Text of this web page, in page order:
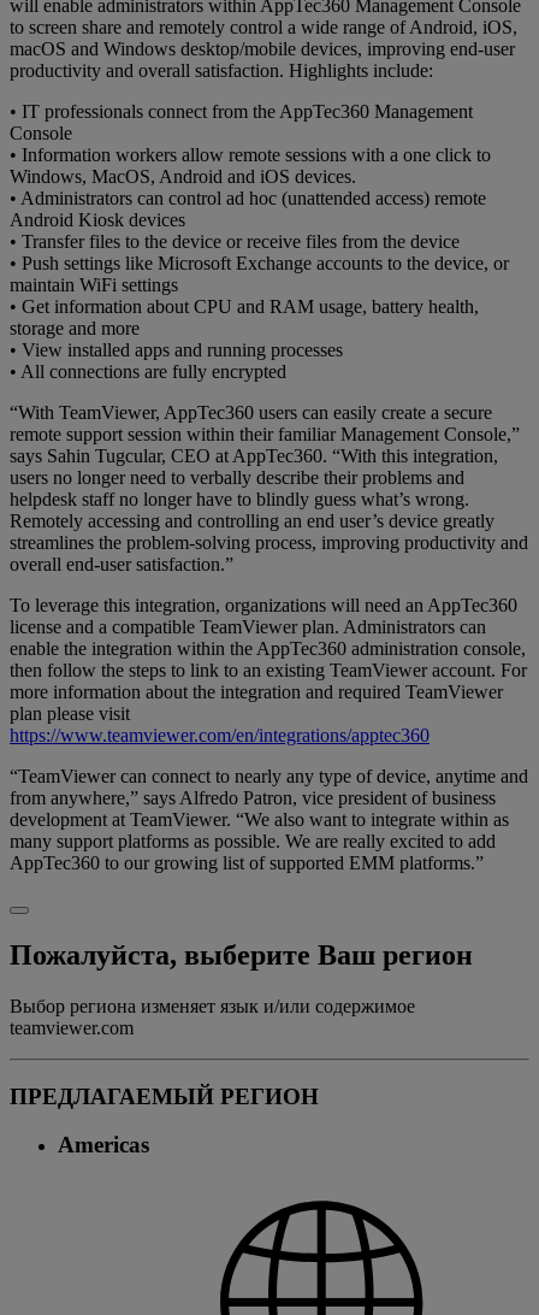
will enable administrators within AppTec360 Management Console
to screen share and remotely control a wide range of Android, iOS,
macOS and Windows desktop/mobile devices, improving end-user
productivity and overall satisfaction. Highlights include:
• IT professionals connect from the AppTec360 Management
Console
• Information workers allow remote sessions with a one click to
Windows, MacOS, Android and iOS devices.
• Administrators can control ad hoc (unattended access) remote
Android Kiosk devices
• Transfer files to the device or receive files from the device
• Push settings like Microsoft Exchange accounts to the device, or
maintain WiFi settings
• Get information about CPU and RAM usage, battery health,
storage and more
• View installed apps and running processes
• All connections are fully encrypted
“With TeamViewer, AppTec360 users can easily create a secure
remote support session within their familiar Management Console,”
says Sahin Tugcular, CEO at AppTec360. “With this integration,
users no longer need to verbally describe their problems and
helpdesk staff no longer have to blindly guess what’s wrong.
Remotely accessing and controlling an end user’s device greatly
streamlines the problem-solving process, improving productivity and
overall end-user satisfaction.”
To leverage this integration, organizations will need an AppTec360
license and a compatible TeamViewer plan. Administrators can
enable the integration within the AppTec360 administration console,
then follow the steps to link to an existing TeamViewer account. For
more information about the integration and required TeamViewer
plan please visit
https://www.teamviewer.com/en/integrations/apptec360
“TeamViewer can connect to nearly any type of device, anytime and
from anywhere,” says Alfredo Patron, vice president of business
development at TeamViewer. “We also want to integrate within as
many support platforms as possible. We are really excited to add
AppTec360 to our growing list of supported EMM platforms.”
Пожалуйста, выберите Ваш регион
Выбор региона изменяет язык и/или содержимое
teamviewer.com
ПРЕДЛАГАЕМЫЙ РЕГИОН
Americas